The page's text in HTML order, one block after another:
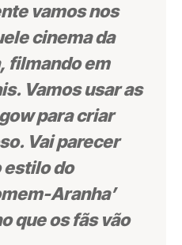
vamos nos
cinema da
filmando em
Vamos usar as
para criar
Vai parecer
estilo do
Aranha’
que os fãs vão